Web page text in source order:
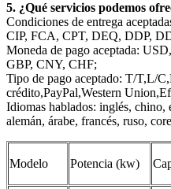
5. ¿Qué servicios podemos
Condiciones de entrega
CIP, FCA, CPT, DEQ, DDP,
Moneda de pago aceptada:
GBP, CNY, CHF;
Tipo de pago aceptado: T/T,L/
crédito,PayPal,Western
Idiomas hablados: inglés, chino,
alemán, árabe, francés, ruso,
Modelo Potencia (kw)